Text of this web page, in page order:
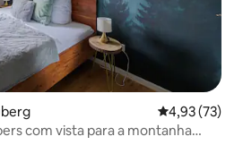
4,93 de uma
4,93 (73)
com vista para a montanha